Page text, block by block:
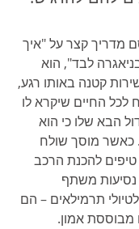
מדריך קצר על "איך
לבד", הוא
קטנה באותו רגע,
לכל החיים שיקרא לו
הבא שלו כי הוא
כאשר מוסך שולח
להכנת הרכב
משתף
תרמילאים – הם
מבוססת אמון.